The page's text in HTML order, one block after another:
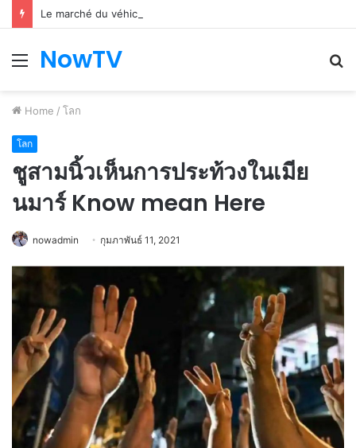
Le marché du véhicule d’occasion en plein essor
Menu
NowTV
Home / โลก
โลก
ชูสามนิ้วเห็นการประท้วงในเมีย
นมาร์ Know mean Here
nowadmin กุมภาพันธ์ 11, 2021